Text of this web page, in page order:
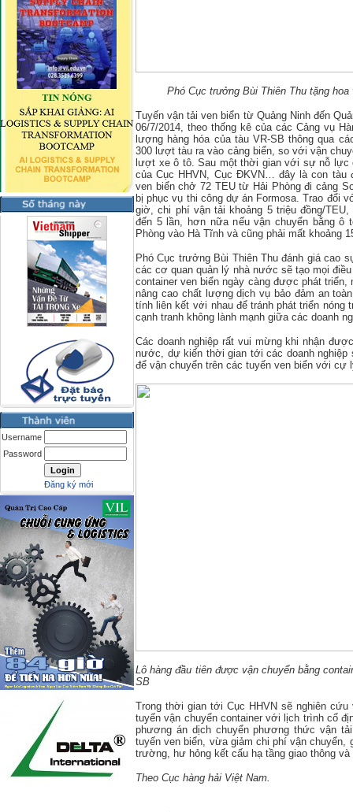
Username
Password
Đăng ký mới
Phó Cục trưởng Bùi Thiên Thu tặng hoa
Tuyến vận tải ven biển từ Quảng Ninh đến
06/7/2014, theo thống kê của các Cảng vụ
lượng hàng hóa của tàu VR-SB thông qua
300 lượt tàu ra vào cảng biển, so với vận
lượt xe ô tô. Sau một thời gian với sự nỗ
của Cục HHVN, Cục ĐKVN… đây là con tàu
ven biển chở 72 TEU từ Hải Phòng đi cảng
bị phục vụ thi công dự án Formosa. Trao đổi
giờ, chi phí vận tải khoảng 5 triệu đồng/
đến 5 lần, hơn nữa nếu vận chuyển bằng
Phòng vào Hà Tĩnh và cũng phải mất khoảng
Phó Cục trưởng Bùi Thiên Thu đánh giá cao
các cơ quan quản lý nhà nước sẽ tạo mọi
container ven biển ngày càng được phát
nâng cao chất lượng dịch vụ bảo đảm an
tính liên kết với nhau để tránh phát triển nóng
cạnh tranh không lành mạnh giữa các doanh
Các doanh nghiệp rất vui mừng khi nhận
nước, dự kiến thời gian tới các doanh nghiệp
để vận chuyển trên các tuyến ven biển với cự
Lô hàng đầu tiên được vận chuyển bằng
SB
Trong thời gian tới Cục HHVN sẽ nghiên
tuyến vận chuyển container với lịch trình cố
phương án dịch chuyển phương thức vận
tuyến ven biển, vừa giảm chi phí vận chuyển,
trường, hư hỏng kết cấu hạ tầng giao thông
Theo Cục hàng hải Việt Nam.